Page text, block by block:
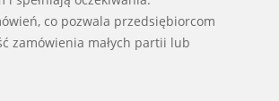
co pozwala przedsiębiorcom
zamówienia małych partii lub